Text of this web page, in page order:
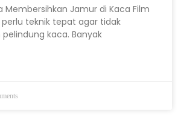
Membersihkan Jamur di Kaca Film
teknik tepat agar tidak
kaca. Banyak